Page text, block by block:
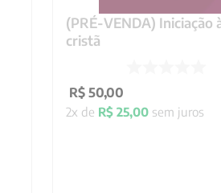
(PRÉ-VENDA) Iniciação
cristã
R$ 50,00
2x de R$ 25,00sem juros